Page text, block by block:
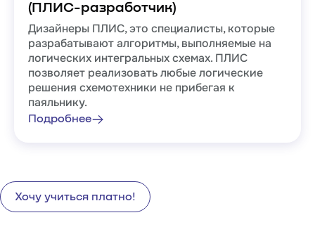
(ПЛИС-разработчик)
Дизайнеры ПЛИС, это специалисты, которые
разрабатывают алгоритмы, выполняемые на
логических интегральных схемах. ПЛИС
позволяет реализовать любые логические
решения схемотехники не прибегая к
паяльнику.
Подробнее
Хочу учиться платно!